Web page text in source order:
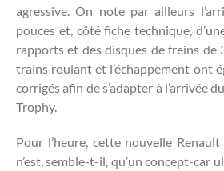
agressive. On note par ailleurs
pouces et, côté fiche technique,
rapports et des disques de freins de
trains roulant et l’échappement ont
corrigés afin de s’adapter à l’arrivée
Trophy.
Pour l’heure, cette nouvelle
n’est, semble-t-il, qu’un concept-car